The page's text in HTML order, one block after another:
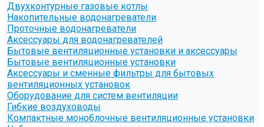
Двухконтурные газовые котлы
Накопительные водонагреватели
Проточные водонагреватели
Аксессуары для водонагревателей
Бытовые вентиляционные установки и аксессуары
Бытовые вентиляционные установки
Аксессуары и сменные фильтры для бытовых
вентиляционных установок
Оборудование для систем вентиляции
Гибкие воздуховоды
Компактные моноблочные вентиляционные установки